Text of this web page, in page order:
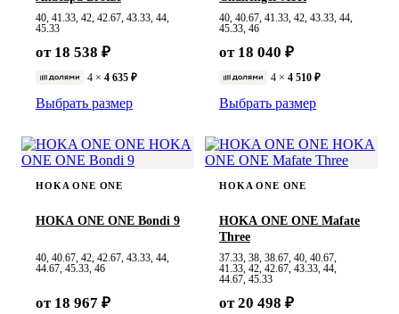
40, 41.33, 42, 42.67, 43.33, 44,
45.33
от 18 538 ₽
4 × 4 635 ₽
Выбрать размер
40, 40.67, 41.33, 42, 43.33, 44,
45.33, 46
от 18 040 ₽
4 × 4 510 ₽
Выбрать размер
HOKA ONE ONE
HOKA ONE ONE Bondi 9
40, 40.67, 42, 42.67, 43.33, 44,
44.67, 45.33, 46
от 18 967 ₽
HOKA ONE ONE
HOKA ONE ONE Mafate
Three
37.33, 38, 38.67, 40, 40.67,
41.33, 42, 42.67, 43.33, 44,
44.67, 45.33
от 20 498 ₽